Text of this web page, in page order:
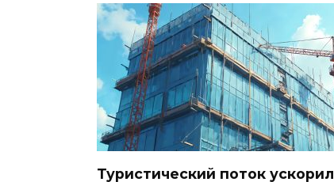
Туристический поток ускорил